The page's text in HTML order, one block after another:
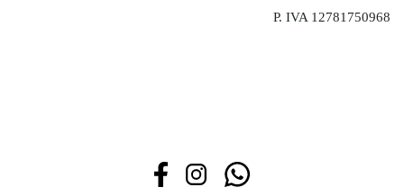
P. IVA 12781750968